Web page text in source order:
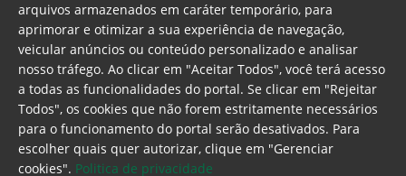
Ministério Público do Estado do Ceará
Procuradoria Geral de Justiça Av. Gen. Afonso
arquivos armazenados em caráter temporário, para
aprimorar e otimizar a sua experiência de navegação,
veicular anúncios ou conteúdo personalizado e analisar
nosso tráfego. Ao clicar em "Aceitar Todos", você terá acesso
a todas as funcionalidades do portal. Se clicar em "Rejeitar
Todos", os cookies que não forem estritamente necessários
para o funcionamento do portal serão desativados. Para
escolher quais quer autorizar, clique em "Gerenciar
cookies". Politica de privacidade